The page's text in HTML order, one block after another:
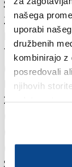
našega
uporabi
družbenih
kombinirajo
posredovali
njihovih
Smer
1.A - izdelali
Luca Gelleni
Tamara
(6,6).
Ena dijakinja
2.A - izdelali so:
(8,1), Erik
(8), Patrik
(8,4), Nicole
Stefančič